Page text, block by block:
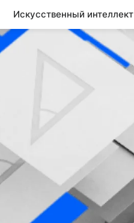
Искусственный интеллект